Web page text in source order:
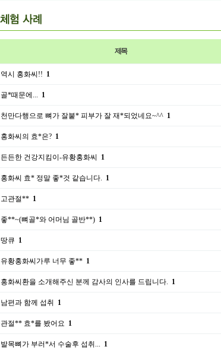
제목
역시 홍화씨!! 1
골*때문에... 1
천만다행으로 뼈가 잘붙* 피부가 잘 재*되었네요~^^ 1
홍화씨의 효*은? 1
든든한 건강지킴이-유황홍화씨 1
홍화씨 효* 정말 좋*것 같습니다. 1
고관절** 1
좋**~(뼈골*와 어머님 골반**) 1
땅큐 1
유황홍화씨가루 너무 좋** 1
홍화씨환을 소개해주신 분께 감사의 인사를 드립니다. 1
남편과 함께 섭취 1
관절** 효*를 봤어요 1
발목뼈가 부러*서 수술후 섭취... 1